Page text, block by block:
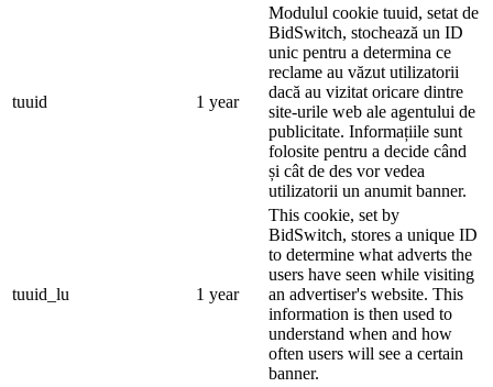
tuuid 1 year
Modulul cookie tuuid, setat de
BidSwitch, stochează un ID
unic pentru a determina ce
reclame au văzut utilizatorii
dacă au vizitat oricare dintre
site-urile web ale agentului de
publicitate. Informațiile sunt
folosite pentru a decide când
și cât de des vor vedea
utilizatorii un anumit banner.
tuuid_lu 1 year
This cookie, set by
BidSwitch, stores a unique ID
to determine what adverts the
users have seen while visiting
an advertiser's website. This
information is then used to
understand when and how
often users will see a certain
banner.